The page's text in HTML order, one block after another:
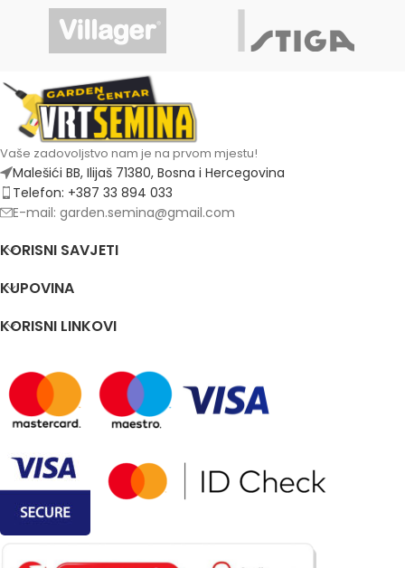
Vaše zadovoljstvo nam je na prvom mjestu!
Malešići BB, Ilijaš 71380, Bosna i Hercegovina
Telefon: +387 33 894 033
E-mail: garden.semina@gmail.com
KORISNI SAVJETI
KUPOVINA
KORISNI LINKOVI